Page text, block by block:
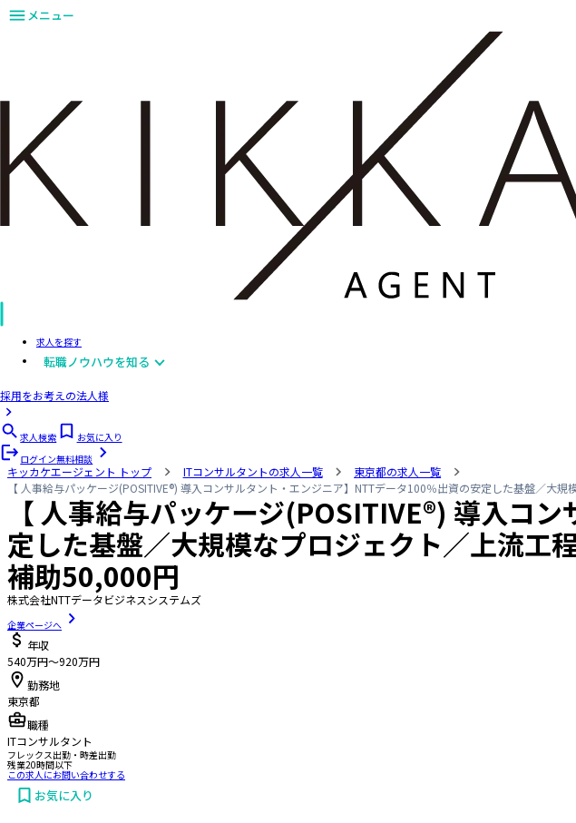
メニュー
求人を探す
転職ノウハウを知る
採用をお考えの法人様
求人検索
お気に入り
ログイン無料相談
キッカケエージェント トップ ITコンサルタントの求人一覧
東京都の求人一覧
【 人事給与パッケージ(POSITIVE®) 導入コンサルタント・エンジニア】NTTデータ100％出資の安定した基盤／
【 人事給与パッケージ(POSITIVE®) 導入コ
定した基盤／大規模なプロジェクト／上流工
補助50,000円
株式会社NTTデータビジネスシステムズ
企業ページへ
年収
540万円〜920万円
勤務地
東京都
職種
ITコンサルタント
フレックス出勤・時差出勤
残業20時間以下
この求人にお問い合わせする
お気に入り